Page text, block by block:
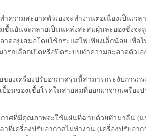
ความสะอาดตัวเองจะทำงานต่อเนื่องเป็นเว
ชื้นอันจะกลายเป็นแหล่งสะสมฝุ่นละอองซึ่งจ
ดอยู่เสมอโดยใช้กระแสไฟเพียงเล็กน้อย เพื่อ
ถเลือกเปิดหรือปิดระบบทำความสะอาดตัวเอ
องเครื่องปรับอากาศรุ่นนี้สามารถระงับการก
อนของเชื้อโรคในสายลมที่ออกมาจากเครื่อง
กาศที่มีคุณภาพจะใช้แผ่นที่ฉาบด้วยทัวมาลืน (
ที่เครื่องปรับอากาศไม่ทำงาน (เครื่องปรับอาก